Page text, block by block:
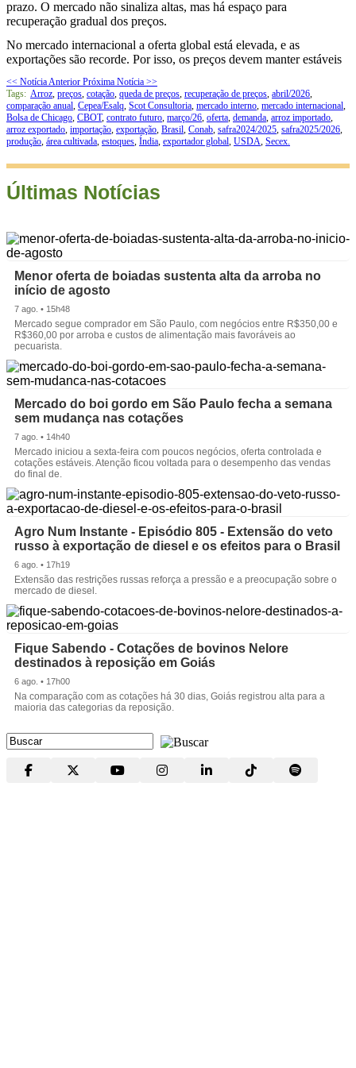
prazo. O mercado não sinaliza altas, mas há espaço para
recuperação gradual dos preços.
No mercado internacional a oferta global está elevada, e as
exportações são recorde. Por isso, os preços devem manter estáveis
<< Notícia Anterior Próxima Notícia >>
Tags: Arroz preços cotação queda de preços recuperação de preços abril/2026
comparação anual Cepea/Esalq Scot Consultoria mercado interno mercado internacional
Bolsa de Chicago CBOT, contrato futuro março/26 oferta demanda arroz importado
arroz exportado importação exportação Brasil Conab safra2024/2025 safra2025/2026
produção área cultivada estoques Índia exportador global USDA Secex.
Últimas Notícias
Menor oferta de boiadas sustenta alta da arroba no
início de agosto
7 ago. • 15h48
Mercado segue comprador em São Paulo, com negócios entre R$350,00 e
R$360,00 por arroba e custos de alimentação mais favoráveis ao
pecuarista.
Mercado do boi gordo em São Paulo fecha a semana
sem mudança nas cotações
7 ago. • 14h40
Mercado iniciou a sexta-feira com poucos negócios, oferta controlada e
cotações estáveis. Atenção ficou voltada para o desempenho das vendas
do final de.
Agro Num Instante - Episódio 805 - Extensão do veto
russo à exportação de diesel e os efeitos para o Brasil
6 ago. • 17h19
Extensão das restrições russas reforça a pressão e a preocupação sobre o
mercado de diesel.
Fique Sabendo - Cotações de bovinos Nelore
destinados à reposição em Goiás
6 ago. • 17h00
Na comparação com as cotações há 30 dias, Goiás registrou alta para a
maioria das categorias da reposição.